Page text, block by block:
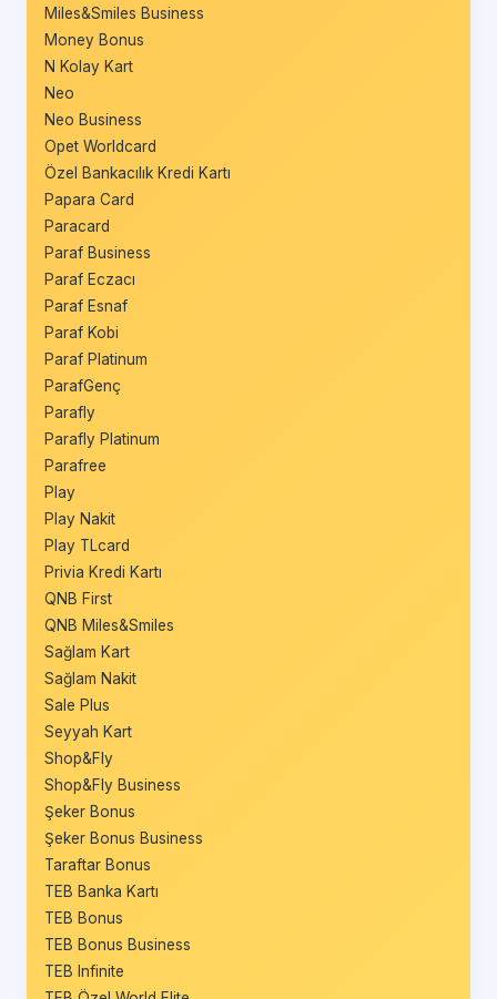
Miles&Smiles Business
Money Bonus
N Kolay Kart
Neo
Neo Business
Opet Worldcard
Özel Bankacılık Kredi Kartı
Papara Card
Paracard
Paraf Business
Paraf Eczacı
Paraf Esnaf
Paraf Kobi
Paraf Platinum
ParafGenç
Parafly
Parafly Platinum
Parafree
Play
Play Nakit
Play TLcard
Privia Kredi Kartı
QNB First
QNB Miles&Smiles
Sağlam Kart
Sağlam Nakit
Sale Plus
Seyyah Kart
Shop&Fly
Shop&Fly Business
Şeker Bonus
Şeker Bonus Business
Taraftar Bonus
TEB Banka Kartı
TEB Bonus
TEB Bonus Business
TEB Infinite